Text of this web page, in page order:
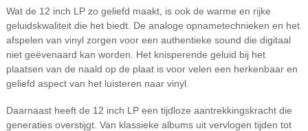
Wat de 12 inch LP zo geliefd maakt, is ook de warme en rijke
geluidskwaliteit die het biedt. De analoge opnametechnieken en het
afspelen van vinyl zorgen voor een authentieke sound die digitaal
niet geëvenaard kan worden. Het knisperende geluid bij het
plaatsen van de naald op de plaat is voor velen een herkenbaar en
geliefd aspect van het luisteren naar vinyl.
Daarnaast heeft de 12 inch LP een tijdloze aantrekkingskracht die
generaties overstijgt. Van klassieke albums uit vervlogen tijden tot